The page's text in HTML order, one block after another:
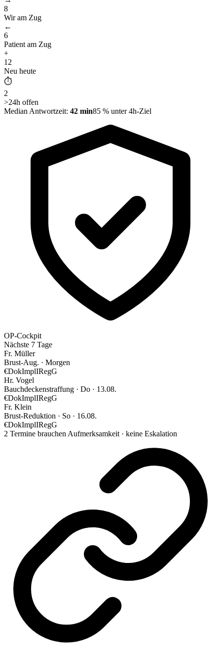
8
Wir am Zug
←
6
Patient am Zug
+
12
Neu heute
⏱
2
>24h offen
Median Antwortzeit: 42 min85 % unter 4h-Ziel
OP-Cockpit
Nächste 7 Tage
Fr. Müller
Brust-Aug. · Morgen
€DokImplIRegG
Hr. Vogel
Bauchdeckenstraffung · Do · 13.08.
€DokImplIRegG
Fr. Klein
Brust-Reduktion · So · 16.08.
€DokImplIRegG
2 Termine brauchen Aufmerksamkeit · keine Eskalation